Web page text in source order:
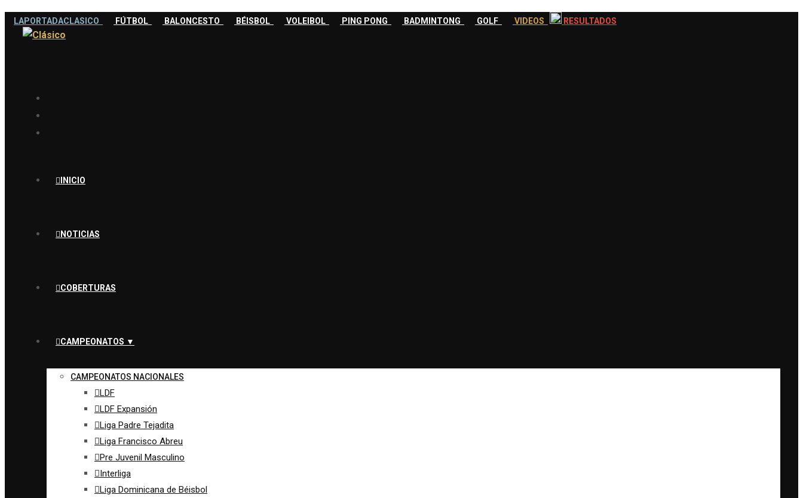
LAPORTADACLASICO FÚTBOL BALONCESTO BÉISBOL VOLEIBOL PING PONG BADMINTONG GOLF VIDEOS RESULTADOS
INICIO
NOTICIAS
COBERTURAS
CAMPEONATOS ▼
CAMPEONATOS NACIONALES
LDF
LDF Expansión
Liga Padre Tejadita
Liga Francisco Abreu
Pre Juvenil Masculino
Interliga
Liga Dominicana de Béisbol